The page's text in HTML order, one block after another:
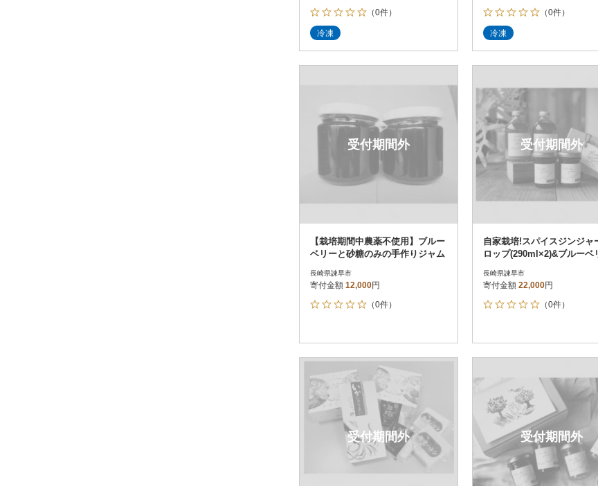
（0件）
冷凍
（0件）
冷凍
受付期間外
【栽培期間中農薬不使用】ブルー
ベリーと砂糖のみの手作りジャム
長崎県諫早市
寄付金額 12,000円
（0件）
受付期間外
自家栽培!スパイスジンジャ
ロップ(290ml×2)&ブルーベ
長崎県諫早市
寄付金額 22,000円
（0件）
受付期間外 受付期間外